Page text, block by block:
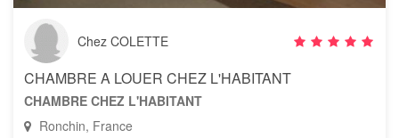
Chez COLETTE
CHAMBRE A LOUER CHEZ L'HABITANT
CHAMBRE CHEZ L'HABITANT
Ronchin, France